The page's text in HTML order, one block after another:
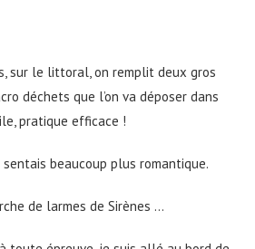
sur le littoral, on remplit deux gros
déchets que l’on va déposer dans
pratique efficace !
sentais beaucoup plus romantique.
de larmes de Sirènes …